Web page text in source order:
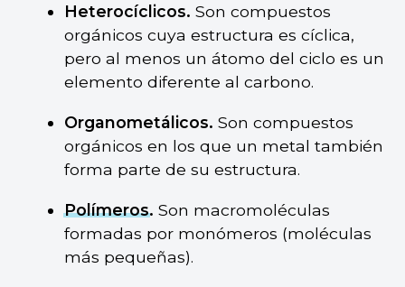
Heterocíclicos. Son compuestos
orgánicos cuya estructura es cíclica,
pero al menos un átomo del ciclo es un
elemento diferente al carbono.
Organometálicos. Son compuestos
orgánicos en los que un metal también
forma parte de su estructura.
Polímeros.Son macromoléculas
formadas por monómeros (moléculas
más pequeñas).